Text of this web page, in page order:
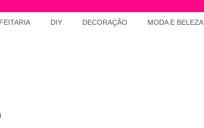
DIY DECORAÇÃO MODA E BELEZA